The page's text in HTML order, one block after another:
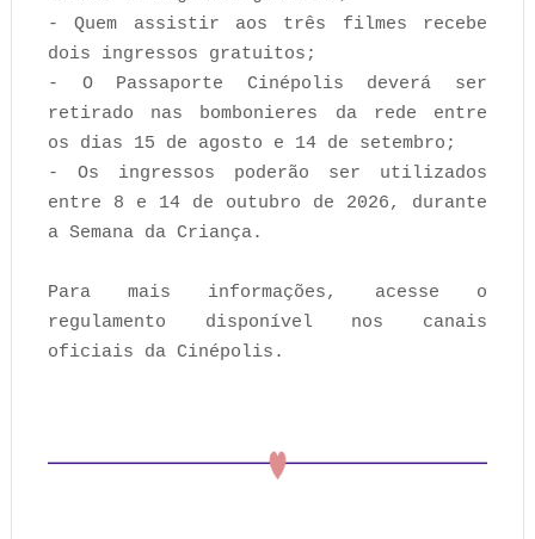
- Quem assistir aos três filmes recebe
dois ingressos gratuitos;
- O Passaporte Cinépolis deverá ser
retirado nas bombonieres da rede entre
os dias 15 de agosto e 14 de setembro;
- Os ingressos poderão ser utilizados
entre 8 e 14 de outubro de 2026, durante
a Semana da Criança.
Para mais informações, acesse o
regulamento disponível nos canais
oficiais da Cinépolis.